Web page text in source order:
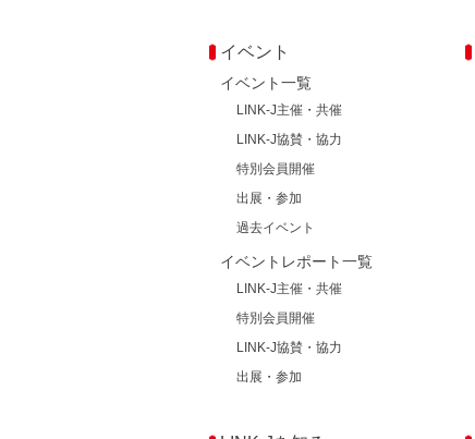
イベント
イベント一覧
LINK-J主催・共催
LINK-J協賛・協力
特別会員開催
出展・参加
過去イベント
イベントレポート一覧
LINK-J主催・共催
特別会員開催
LINK-J協賛・協力
出展・参加